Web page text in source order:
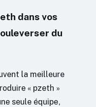
dans vos
du
la meilleure
« pzeth »
seule équipe,